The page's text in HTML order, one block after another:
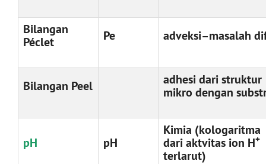
Bilangan
Péclet
Pe adveksi–masalah
Bilangan Peel
adhesi dari struktur
mikro dengan
pH pH
Kimia (kologaritma
dari aktvitas ion H+
terlarut)